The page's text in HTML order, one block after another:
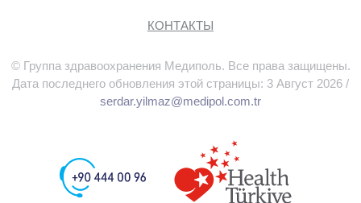
КОНТАКТЫ
© Группа здравоохранения Медиполь. Все права защищены.
Дата последнего обновления этой страницы: 3 Август 2026 /
serdar.yilmaz@medipol.com.tr